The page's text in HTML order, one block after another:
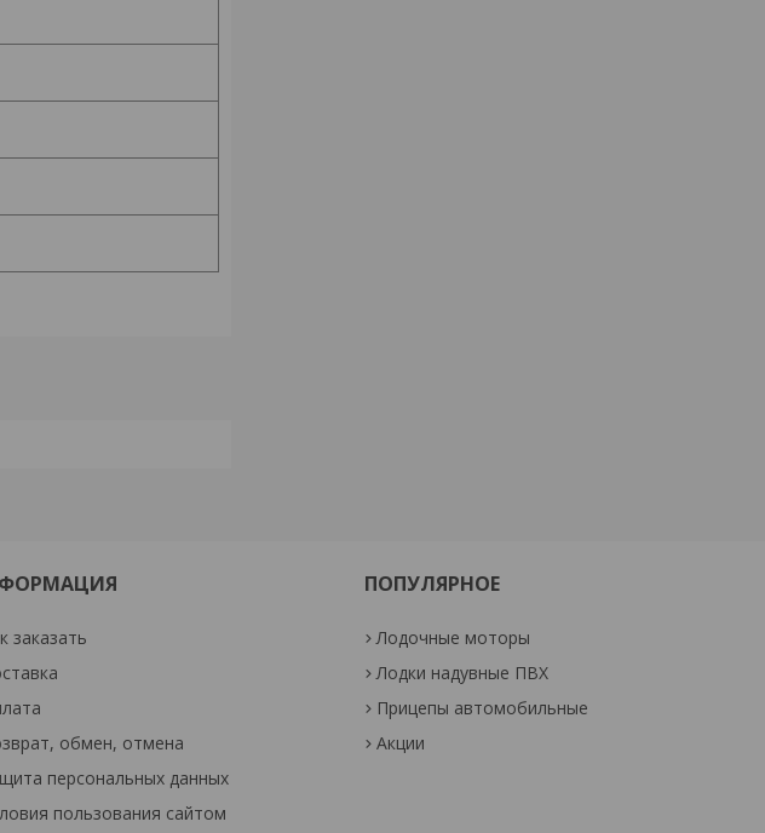
заказать
обмен, отмена
персональных данных
пользования сайтом
ПОПУЛЯРНОЕ
Лодочные моторы
Лодки надувные ПВХ
Прицепы автомобильные
Акции